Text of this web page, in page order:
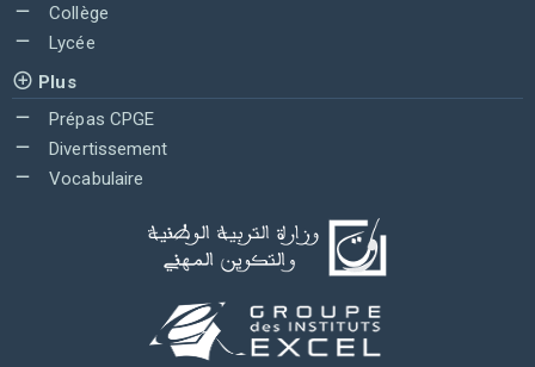
Collège
Lycée
Plus
Prépas CPGE
Divertissement
Vocabulaire